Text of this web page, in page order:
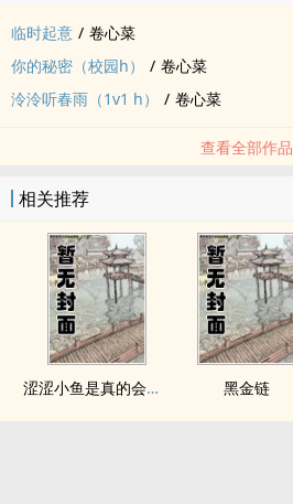
临时起意 / 卷心菜
你的秘密（校园h）
/ 卷心菜
泠泠听春雨（1v1 h）
/ 卷心菜
查看全部作品
相关推荐
涩涩小鱼是真的会被干透 黑金链